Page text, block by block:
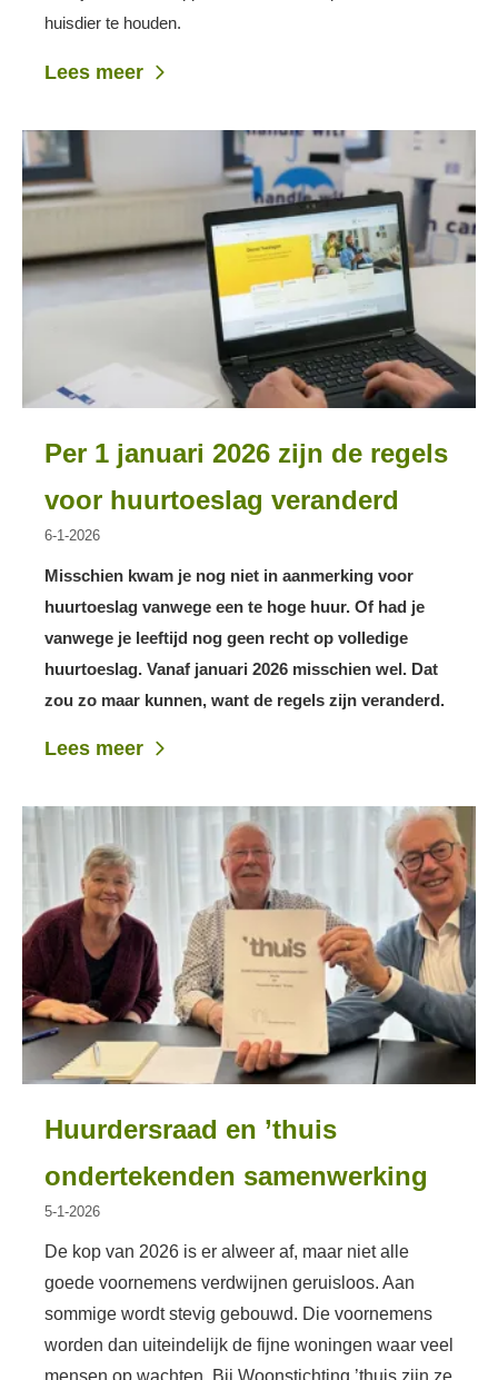
huisdier te houden.
Lees meer
Per 1 januari 2026 zijn de regels
voor huurtoeslag veranderd
6-1-2026
Misschien kwam je nog niet in aanmerking voor
huurtoeslag vanwege een te hoge huur. Of had je
vanwege je leeftijd nog geen recht op volledige
huurtoeslag. Vanaf januari 2026 misschien wel. Dat
zou zo maar kunnen, want de regels zijn veranderd.
Lees meer
Huurdersraad en ’thuis
ondertekenden samenwerking
5-1-2026
De kop van 2026 is er alweer af, maar niet alle
goede voornemens verdwijnen geruisloos. Aan
sommige wordt stevig gebouwd. Die voornemens
worden dan uiteindelijk de fijne woningen waar veel
mensen op wachten. Bij Woonstichting ’thuis zijn ze